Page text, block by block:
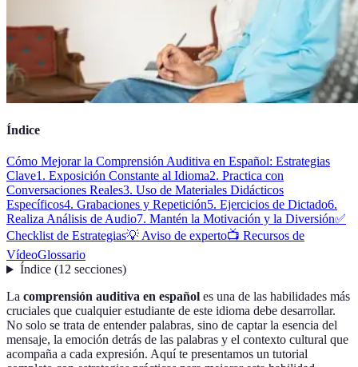
Índice
Cómo Mejorar la Comprensión Auditiva en Español: Estrategias
Clave1. Exposición Constante al Idioma2. Practica con
Conversaciones Reales3. Uso de Materiales Didácticos
Específicos4. Grabaciones y Repetición5. Ejercicios de Dictado6.
Realiza Análisis de Audio7. Mantén la Motivación y la Diversión✅
Checklist de Estrategias💡 Aviso de experto📺 Recursos de
VídeoGlossario
Índice(12 secciones)
La comprensión auditiva en español es una de las habilidades más
cruciales que cualquier estudiante de este idioma debe desarrollar.
No solo se trata de entender palabras, sino de captar la esencia del
mensaje, la emoción detrás de las palabras y el contexto cultural que
acompaña a cada expresión. Aquí te presentamos un tutorial